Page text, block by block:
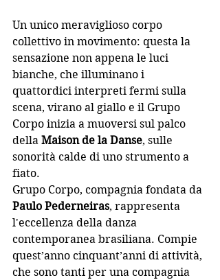
Un unico meraviglioso corpo
collettivo in movimento: questa la
sensazione non appena le luci
bianche, che illuminano i
quattordici interpreti fermi sulla
scena, virano al giallo e il Grupo
Corpo inizia a muoversi sul palco
della Maison de la Danse, sulle
sonorità calde di uno strumento a
fiato.
Grupo Corpo, compagnia fondata da
Paulo Pederneiras, rappresenta
l'eccellenza della danza
contemporanea brasiliana. Compie
quest’anno cinquant’anni di attività,
che sono tanti per una compagnia